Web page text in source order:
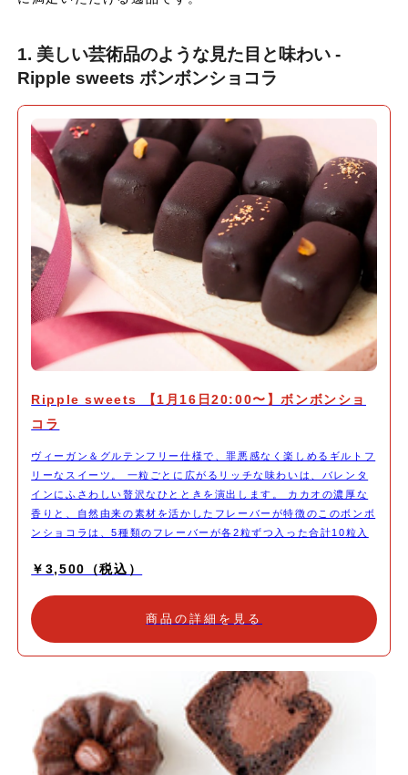
1. 美しい芸術品のような見た目と味わい -
Ripple sweets ボンボンショコラ
Ripple sweets 【1月16日20:00〜】ボンボンショ
コラ
ヴィーガン＆グルテンフリー仕様で、罪悪感なく楽しめるギルトフ
リーなスイーツ。 一粒ごとに広がるリッチな味わいは、バレンタ
インにふさわしい贅沢なひとときを演出します。 カカオの濃厚な
香りと、自然由来の素材を活かしたフレーバーが特徴のこのボンボ
ンショコラは、5種類のフレーバーが各2粒ずつ入った合計10粒入
だけます。 ナッツやフルーツを使った彩り豊かなバリエーション
すすめポイント 味は全部で5種類 プレーン（生チョコ）、ベリ
ー、ピスタチオ、プラリネ 、オレンジの5種類のフレーバー ・プ
小麦を一切使用せず、さらにアルコール不使用で仕上げました。お
子様から健康志向の方まで、誰でも安心して味わえる特別なショコ
ラです。 ヘルシーだけど贅沢な満足感 Ripple Sweetsのこだわり
が詰まったショコラは、健康的な素材でありながら、妥協のない濃
厚な味わいをお楽しみいただけます。 プレゼントに最適 大切な人
￥3,500（税込）
商品の詳細を見る